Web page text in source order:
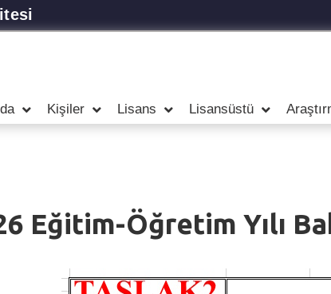
Kişiler Lisans Lisansüstü
Eğitim-Öğretim Yılı